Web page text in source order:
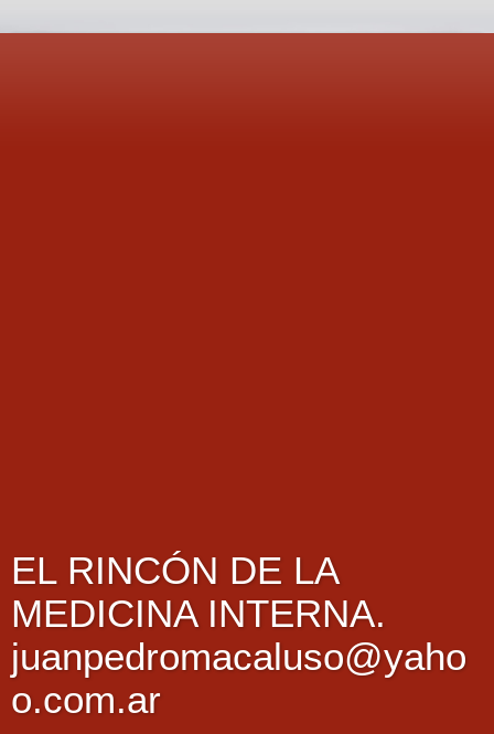
EL RINCÓN DE LA
MEDICINA INTERNA.
juanpedromacaluso@yaho
o.com.ar